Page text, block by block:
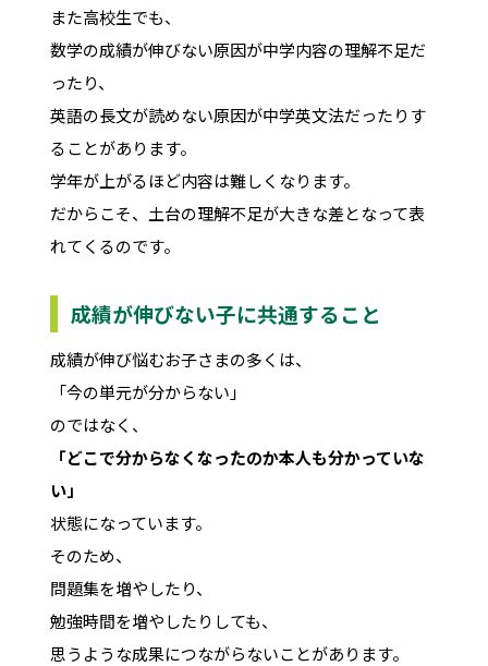
また高校生でも、
数学の成績が伸びない原因が中学内容の理解不足だ
ったり、
英語の長文が読めない原因が中学英文法だったりす
ることがあります。
学年が上がるほど内容は難しくなります。
だからこそ、土台の理解不足が大きな差となって表
れてくるのです。
成績が伸びない子に共通すること
成績が伸び悩むお子さまの多くは、
「今の単元が分からない」
のではなく、
「どこで分からなくなったのか本人も分かっていな
い」
状態になっています。
そのため、
問題集を増やしたり、
勉強時間を増やしたりしても、
思うような成果につながらないことがあります。